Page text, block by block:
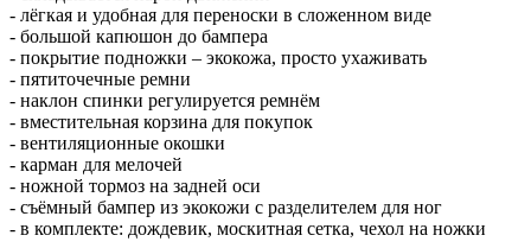
- лёгкая и удобная для переноски в сложенном виде
- большой капюшон до бампера
- покрытие подножки – экокожа, просто ухаживать
- пятиточечные ремни
- наклон спинки регулируется ремнём
- вместительная корзина для покупок
- вентиляционные окошки
- карман для мелочей
- ножной тормоз на задней оси
- съёмный бампер из экокожи с разделителем для ног
- в комплекте: дождевик, москитная сетка, чехол на ножки